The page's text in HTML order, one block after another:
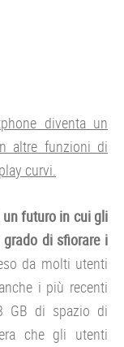
diventa un
altre funzioni di
curvi.
un futuro in cui gli
di sfiorare i
da molti utenti
i più recenti
GB di spazio di
che gli utenti